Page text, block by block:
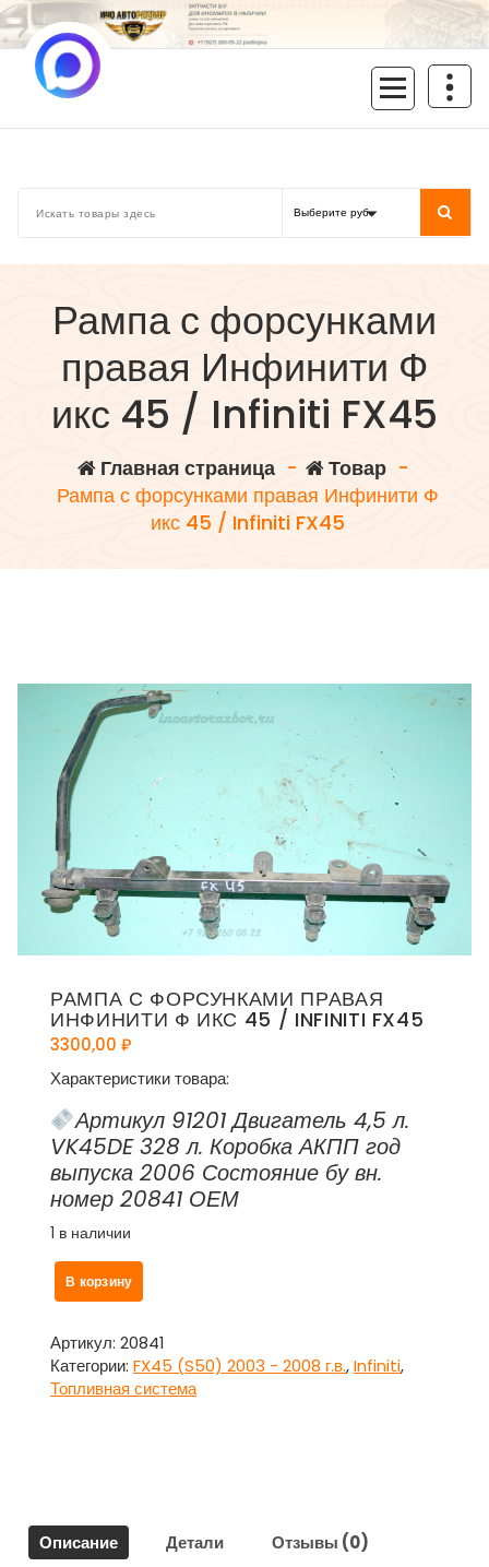
Перейти
к
содержимому
Рампа с форсунками
правая Инфинити Ф
икс 45 / Infiniti FX45
Главная страница- Товар-
Рампа с форсунками правая Инфинити Ф
икс 45 / Infiniti FX45
РАМПА С ФОРСУНКАМИ ПРАВАЯ
ИНФИНИТИ Ф ИКС 45 / INFINITI FX45
3300,00 ₽
Характеристики товара:
Артикул 91201 Двигатель 4,5 л.
VK45DE 328 л. Коробка АКПП год
выпуска 2006 Состояние бу вн.
номер 20841 ОЕМ
1 в наличии
Количество
товара
с
форсунками
правая
Infiniti
FX45
В корзину
Артикул: 20841
Категории: FX45 (S50) 2003 - 2008 г.в.,Infiniti,
Топливная система
Описание Детали Отзывы (0)